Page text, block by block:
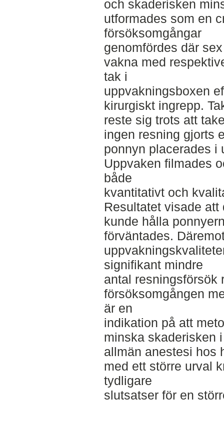
och skaderisken
utformades som en
försöksomgångar
genomfördes där
vakna med
tak i
uppvakningsboxen
kirurgiskt ingrepp.
reste sig trots att
ingen resning gjorts
ponnyn placerades i
Uppvaken filmades
både
kvantitativt och
Resultatet visade
kunde hålla
förväntades.
signifikant mindre
antal resningsförsök
försöksomgången
är en
indikation på att
minska skaderisken
allmän anestesi hos
med ett större urval
tydligare
slutsatser för en